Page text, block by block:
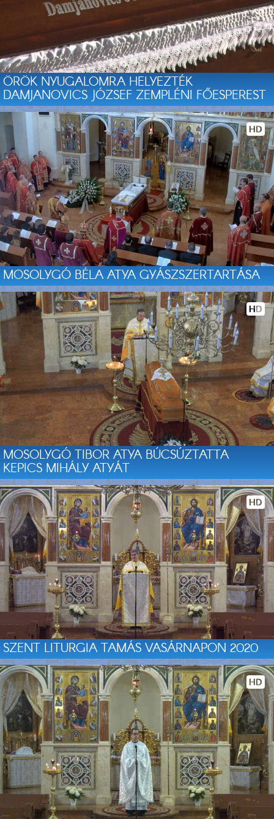
ÖRÖK NYUGALOMRA HELYEZTÉK
DAMJANOVICS JÓZSEF ZEMPLÉNI FŐESPEREST
MOSOLYGÓ BÉLA ATYA GYÁSZSZERTARTÁSA
MOSOLYGÓ TIBOR ATYA BÚCSÚZTATTA
KEPICS MIHÁLY ATYÁT
SZENT LITURGIA TAMÁS VASÁRNAPON 2020